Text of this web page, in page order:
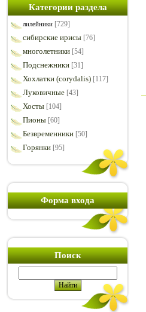
Категории раздела
лилейники [729]
сибирские ирисы [76]
многолетники [54]
Подснежники [31]
Хохлатки (corydalis) [117]
Луковичные [43]
Хосты [104]
Пионы [60]
Безвременники [50]
Горянки [95]
Форма входа
Поиск